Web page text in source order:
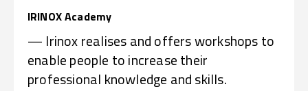
IRINOX Academy
— Irinox realises and offers workshops to
enable people to increase their
professional knowledge and skills.